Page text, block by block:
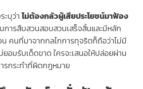
ะบุว่าไม่ต้องกลัวผู้เสียประโยชน์มาฟ้อง
นการสืบสวนสอบสวนเสร็จสิ้นและมีหลัก
คนที่มาจากกลไกการทุจริตก็ถือว่าไม่มี
อมรับเด็ดขาด ใครจะเสนอให้ปล่อยผ่าน
ารกระทำที่ผิดกฎหมาย